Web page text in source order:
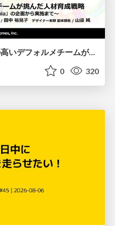
【CEDEC2026】専門性の高いデフォルメチームが挑んだ人材育成戦略 〜Cygames Academiaの企画から実施まで〜
0 320